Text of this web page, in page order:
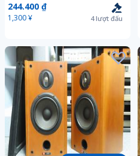
244.400 ₫
1,300 ¥ 4lượt đấu